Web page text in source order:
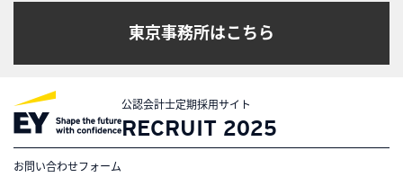
東京事務所はこちら
公認会計士定期採用サイト
RECRUIT 2025
お問い合わせフォーム